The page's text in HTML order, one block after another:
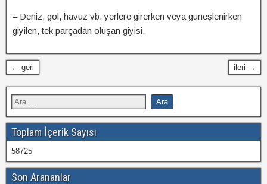
– Deniz, göl, havuz vb. yerlere girerken veya güneşlenirken
giyilen, tek parçadan oluşan giyisi.
← geri ileri →
Toplam İçerik Sayısı
58725
Son Arananlar